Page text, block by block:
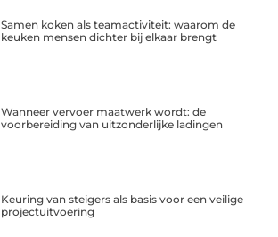
Samen koken als teamactiviteit: waarom de
keuken mensen dichter bij elkaar brengt
Wanneer vervoer maatwerk wordt: de
voorbereiding van uitzonderlijke ladingen
Keuring van steigers als basis voor een veilige
projectuitvoering